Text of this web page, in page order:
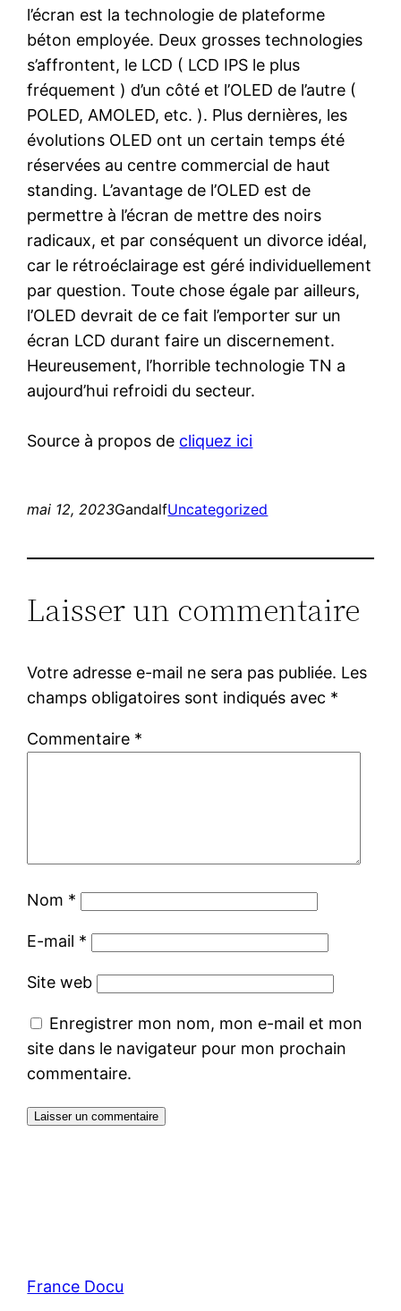
l’écran est la technologie de plateforme
béton employée. Deux grosses technologies
s’affrontent, le LCD ( LCD IPS le plus
fréquement ) d’un côté et l’OLED de l’autre (
POLED, AMOLED, etc. ). Plus dernières, les
évolutions OLED ont un certain temps été
réservées au centre commercial de haut
standing. L’avantage de l’OLED est de
permettre à l’écran de mettre des noirs
radicaux, et par conséquent un divorce idéal,
car le rétroéclairage est géré individuellement
par question. Toute chose égale par ailleurs,
l’OLED devrait de ce fait l’emporter sur un
écran LCD durant faire un discernement.
Heureusement, l’horrible technologie TN a
aujourd’hui refroidi du secteur.
Source à propos de cliquez ici
mai 12, 2023GandalfUncategorized
Laisser un commentaire
Votre adresse e-mail ne sera pas publiée. Les
champs obligatoires sont indiqués avec *
Commentaire *
Nom *
E-mail *
Site web
Enregistrer mon nom, mon e-mail et mon
site dans le navigateur pour mon prochain
commentaire.
France Docu